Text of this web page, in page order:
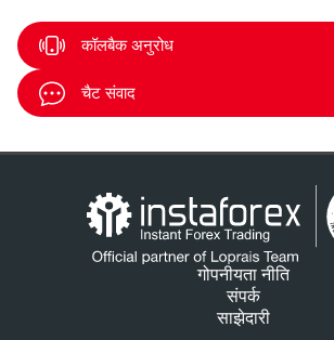
कॉलबैक अनुरोध
चैट संवाद
गोपनीयता नीति
संपर्क
साझेदारी